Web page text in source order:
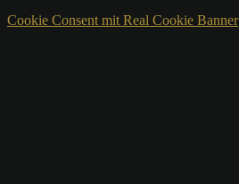
Cookie Consent mit Real Cookie Banner